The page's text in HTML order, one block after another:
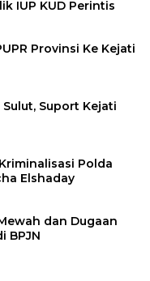
IUP KUD Perintis
Provinsi Ke Kejati
Suport Kejati
Polda
Elshaday
dan Dugaan
BPJN